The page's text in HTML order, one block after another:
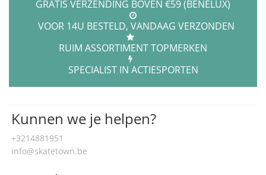
GRATIS VERZENDING BOVEN €59 (BENELUX)
VOOR 14U BESTELD, VANDAAG VERZONDEN
RUIM ASSORTIMENT TOPMERKEN
SPECIALIST IN ACTIESPORTEN
Kunnen we je helpen?
+3214881951
info@skatetown.be